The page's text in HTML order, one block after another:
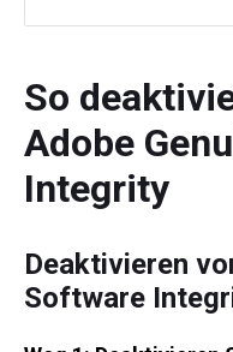
So
Adobe
Integrity
Deaktivieren
Software